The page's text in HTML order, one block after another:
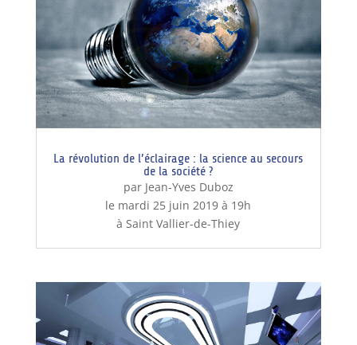
La révolution de l’éclairage : la science au secours
de la société ?
par Jean-Yves Duboz
le mardi 25 juin 2019 à 19h
à Saint Vallier-de-Thiey